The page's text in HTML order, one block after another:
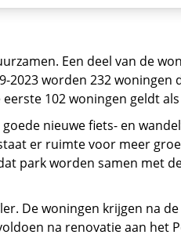
Een deel van de
worden 232 woningen
102 woningen geldt
nieuwe fiets- en
er ruimte voor meer
park worden samen met
De woningen krijgen na
na renovatie aan het